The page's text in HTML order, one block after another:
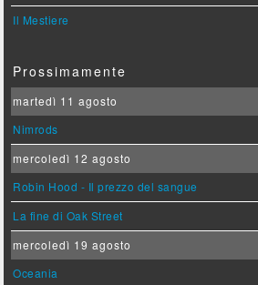
Il Mestiere
Prossimamente
martedì 11 agosto
Nimrods
mercoledì 12 agosto
Robin Hood - Il prezzo del sangue
La fine di Oak Street
mercoledì 19 agosto
Oceania